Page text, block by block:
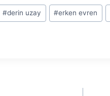
#derin uzay #erken evren